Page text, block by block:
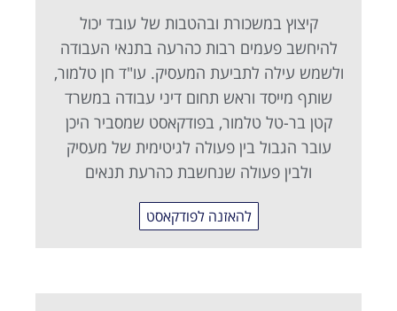
קיצוץ במשכורת ובהטבות של עובד יכול
להיחשב פעמים רבות כהרעה בתנאי העבודה
ולשמש עילה לתביעת המעסיק. עו"ד חן טלמור,
שותף מייסד וראש תחום דיני עבודה במשרד
קטן בר-טל טלמור, בפודקאסט שמסביר היכן
עובר הגבול בין פעולה לגיטימית של מעסיק
ולבין פעולה שנחשבת כהרעת תנאים
להאזנה לפודקאסט